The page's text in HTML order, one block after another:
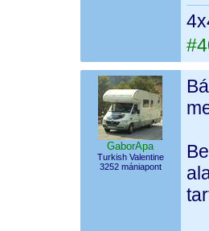
GaborApa
Turkish Valentine
3252 mániapont